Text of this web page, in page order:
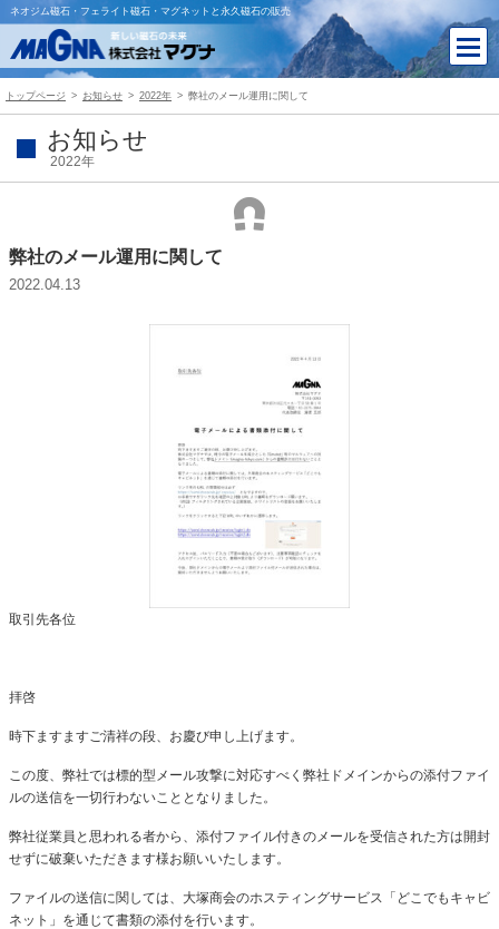
ネオジム磁石・フェライト磁石・マグネットと永久磁石の販売
トップページ お知らせ 2022年 弊社のメール運用に関して
お知らせ
2022年
弊社のメール運用に関して
2022.04.13
取引先各位
拝啓
時下ますますご清祥の段、お慶び申し上げます。
この度、弊社では標的型メール攻撃に対応すべく弊社ドメインからの添付ファイ
ルの送信を一切行わないこととなりました。
弊社従業員と思われる者から、添付ファイル付きのメールを受信された方は開封
せずに破棄いただきます様お願いいたします。
ファイルの送信に関しては、大塚商会のホスティングサービス「どこでもキャビ
ネット」を通じて書類の添付を行います。